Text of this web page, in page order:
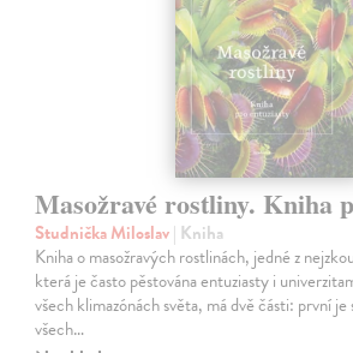
Masožravé rostliny. Kniha
Studnička Miloslav| Kniha
Kniha o masožravých rostlinách, jedné z
která je často pěstována entuziasty i
všech klimazónách světa, má dvě části: první je
všech…